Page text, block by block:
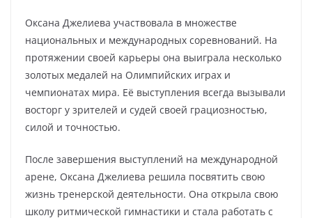
Оксана Джелиева участвовала в множестве
национальных и международных соревнований. На
протяжении своей карьеры она выиграла несколько
золотых медалей на Олимпийских играх и
чемпионатах мира. Её выступления всегда вызывали
восторг у зрителей и судей своей грациозностью,
силой и точностью.
После завершения выступлений на международной
арене, Оксана Джелиева решила посвятить свою
жизнь тренерской деятельности. Она открыла свою
школу ритмической гимнастики и стала работать с